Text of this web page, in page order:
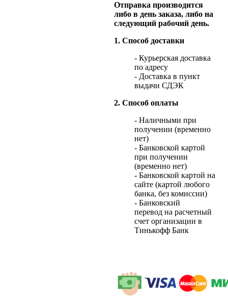
Отправка производится
либо в день заказа, либо на
следующий рабочий день.
1. Способ доставки
- Курьерская доставка
по адресу
- Доставка в пункт
выдачи СДЭК
2. Способ оплаты
- Наличными при
получении (временно
нет)
- Банковской картой
при получении
(временно нет)
- Банковской картой на
сайте (картой любого
банка, без комиссии)
- Банковский
перевод на расчетный
счет организации в
Тинькофф Банк